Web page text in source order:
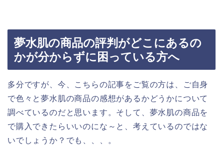
夢水肌の商品の評判がどこにあるの
かが分からずに困っている方へ
多分ですが、今、こちらの記事をご覧の方は、ご自身
で色々と夢水肌の商品の感想があるかどうかについて
調べているのだと思います。そして、夢水肌の商品を
で購入できたらいいのにな～と、考えているのではな
いでしょうか？でも、、、。